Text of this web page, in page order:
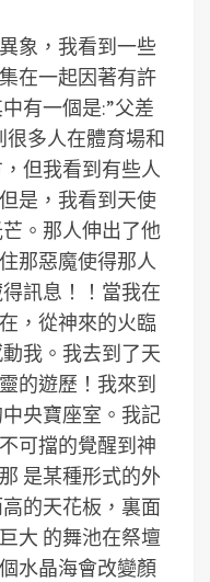
象，我看到一些
在一起因著有許
有一個是:”父差
多人在體育場和
但我看到有些人
是，我看到天使
。那人伸出了他
那惡魔使得那人
訊息！！當我在
，從神來的火臨
我。我去到了天
的遊歷！我來到
央寶座室。我記
可擋的覺醒到神
是某種形式的外
的天花板，裏面
大 的舞池在祭壇
水晶海會改變顏